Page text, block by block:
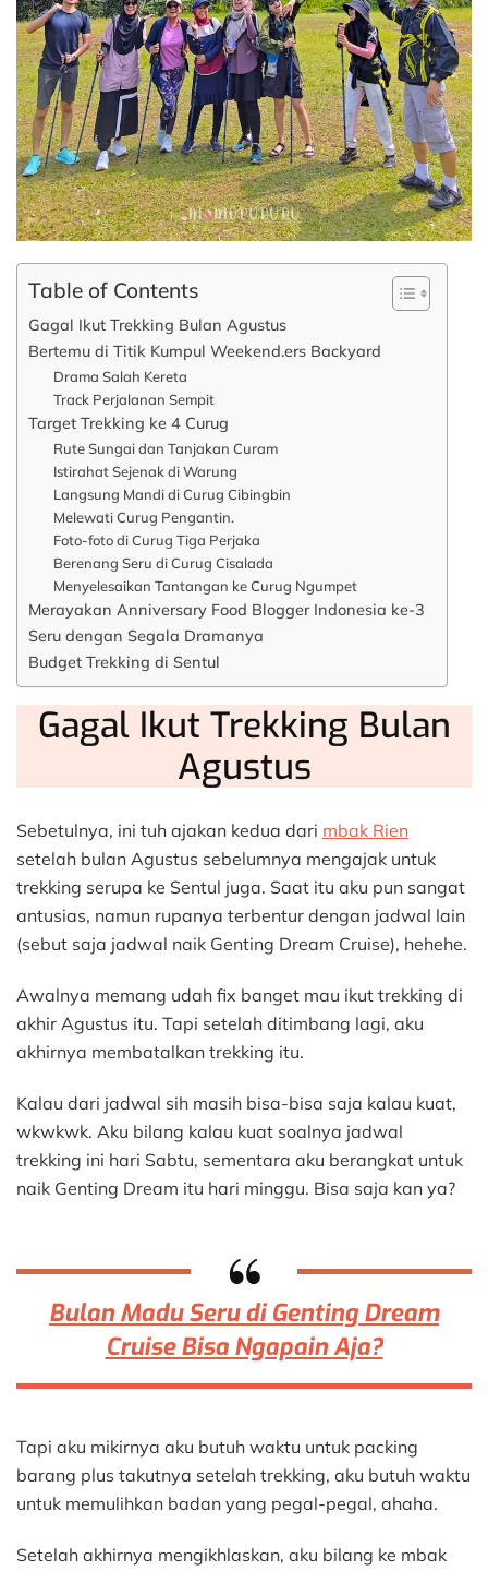
Table of Contents
Gagal Ikut Trekking Bulan Agustus
Bertemu di Titik Kumpul Weekend.ers Backyard
Drama Salah Kereta
Track Perjalanan Sempit
Target Trekking ke 4 Curug
Rute Sungai dan Tanjakan Curam
Istirahat Sejenak di Warung
Langsung Mandi di Curug Cibingbin
Melewati Curug Pengantin.
Foto-foto di Curug Tiga Perjaka
Berenang Seru di Curug Cisalada
Menyelesaikan Tantangan ke Curug Ngumpet
Merayakan Anniversary Food Blogger Indonesia ke-3
Seru dengan Segala Dramanya
Budget Trekking di Sentul
Gagal Ikut Trekking Bulan
Agustus
Sebetulnya, ini tuh ajakan kedua dari mbak Rien
setelah bulan Agustus sebelumnya mengajak untuk
trekking serupa ke Sentul juga. Saat itu aku pun sangat
antusias, namun rupanya terbentur dengan jadwal lain
(sebut saja jadwal naik Genting Dream Cruise), hehehe.
Awalnya memang udah fix banget mau ikut trekking di
akhir Agustus itu. Tapi setelah ditimbang lagi, aku
akhirnya membatalkan trekking itu.
Kalau dari jadwal sih masih bisa-bisa saja kalau kuat,
wkwkwk. Aku bilang kalau kuat soalnya jadwal
trekking ini hari Sabtu, sementara aku berangkat untuk
naik Genting Dream itu hari minggu. Bisa saja kan ya?
Bulan Madu Seru di Genting Dream
Cruise Bisa Ngapain Aja?
Tapi aku mikirnya aku butuh waktu untuk packing
barang plus takutnya setelah trekking, aku butuh waktu
untuk memulihkan badan yang pegal-pegal, ahaha.
Setelah akhirnya mengikhlaskan, aku bilang ke mbak